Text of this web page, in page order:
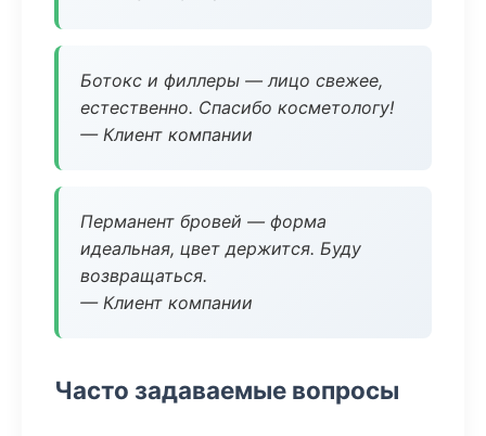
Ботокс и филлеры — лицо свежее,
естественно. Спасибо косметологу!
— Клиент компании
Перманент бровей — форма
идеальная, цвет держится. Буду
возвращаться.
— Клиент компании
Часто задаваемые вопросы